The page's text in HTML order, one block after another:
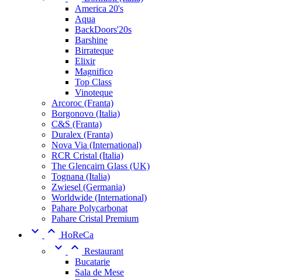
America 20's
Aqua
BackDoors'20s
Barshine
Birrateque
Elixir
Magnifico
Top Class
Vinoteque
Arcoroc (Franta)
Borgonovo (Italia)
C&S (Franta)
Duralex (Franta)
Nova Via (International)
RCR Cristal (Italia)
The Glencairn Glass (UK)
Tognana (Italia)
Zwiesel (Germania)
Worldwide (International)
Pahare Polycarbonat
Pahare Cristal Premium
  HoReCa
  Restaurant
Bucatarie
Sala de Mese